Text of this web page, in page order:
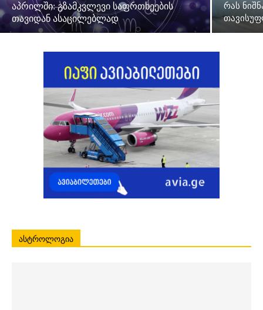
აპრილში: გზამკვლევი საფრთხეების
თავიდან ასაცილებლად
რას
ᲐᲡᲢᲠᲝᲚᲝᲒᲘᲐ